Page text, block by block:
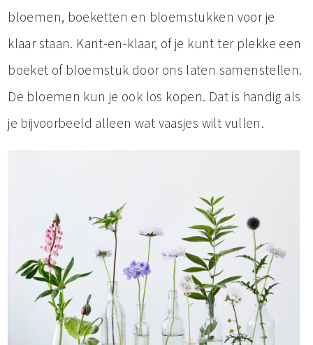
bloemen, boeketten en bloemstukken voor je
klaar staan. Kant-en-klaar, of je kunt ter plekke een
boeket of bloemstuk door ons laten samenstellen.
De bloemen kun je ook los kopen. Dat is handig als
je bijvoorbeeld alleen wat vaasjes wilt vullen.